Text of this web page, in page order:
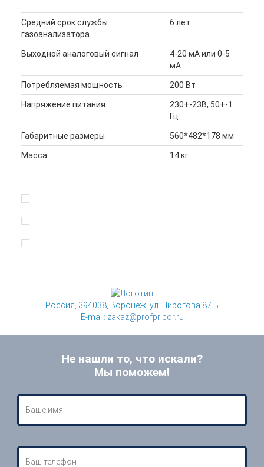
Средний срок службы
газоанализатора
6 лет
Выходной аналоговый сигнал
4-20 мА или 0-5
мА
Потребляемая мощность 200 Вт
Напряжение питания
230+-23В, 50+-1
Гц
Габаритные размеры 560*482*178 мм
Масса 14 кг
Россия, 394038, Воронеж, ул. Пирогова 87 Б
E-mail: zakaz@profpribor.ru
Не нашли то, что искали?
Мы поможем!